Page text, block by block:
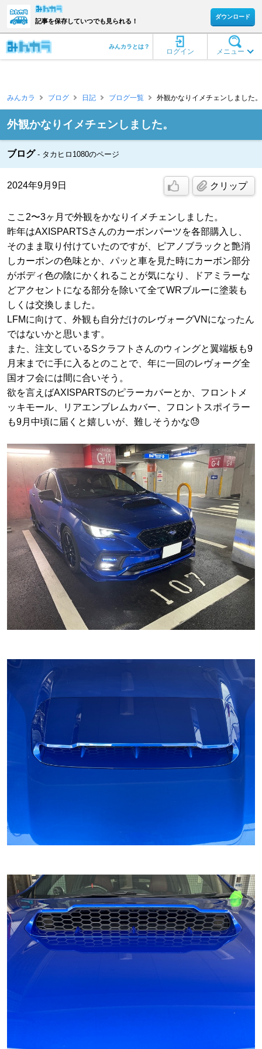
記事を保存していつでも見られる！
ダウンロード
メニュー
ログイン
みんカラとは？
みんカラ ブログ 日記 ブログ一覧 外観かなりイメチェンしました
外観かなりイメチェンしました。
ブログ タカヒロ1080のページ
2024年9月9日 クリップ
ここ2〜3ヶ月で外観をかなりイメチェンしました。
昨年はAXISPARTSさんのカーボンパーツを各部購入し、
そのまま取り付けていたのですが、ピアノブラックと艶消
しカーボンの色味とか、パッと車を見た時にカーボン部分
がボディ色の陰にかくれることが気になり、ドアミラーな
どアクセントになる部分を除いて全てWRブルーに塗装も
しくは交換しました。
LFMに向けて、外観も自分だけのレヴォーグVNになったん
ではないかと思います。
また、注文しているSクラフトさんのウィングと翼端板も9
月末までに手に入るとのことで、年に一回のレヴォーグ全
国オフ会には間に合いそう。
欲を言えばAXISPARTSのピラーカバーとか、フロントメ
ッキモール、リアエンブレムカバー、フロントスポイラー
も9月中頃に届くと嬉しいが、難しそうかな😓